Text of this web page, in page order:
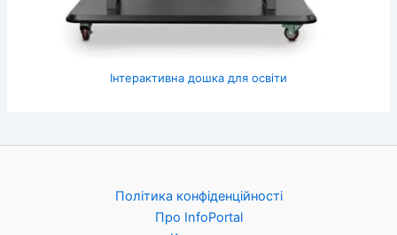
Інтерактивна дошка для освіти
Політика конфіденційності
Про InfoPortal